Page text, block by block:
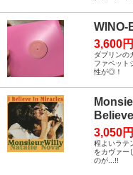
WINO-
3,600
ダブリンの
ファベット
性が◎！
3,050
程よいラテ
をカヴァー
のが...!!